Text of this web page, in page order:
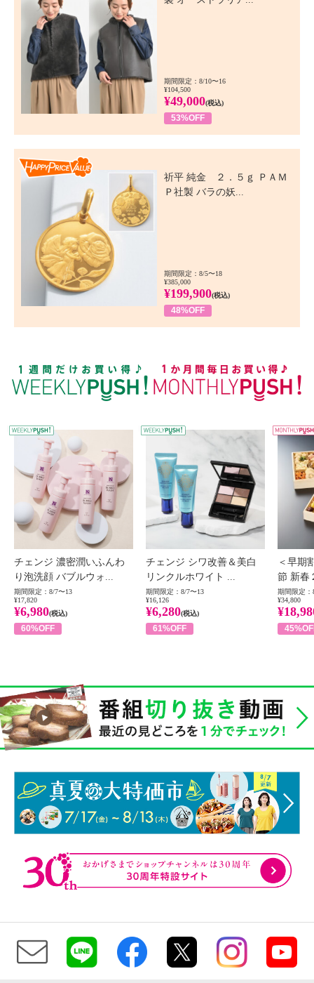
期間限定：8/10〜16
¥104,500
¥49,000(税込)
53%OFF
祈平 純金 ２．５ｇ ＰＡＭ
Ｐ社製 バラの妖...
期間限定：8/5〜18
¥385,000
¥199,900(税込)
48%OFF
WEEKLY PUSH
チェンジ 濃密潤いふんわ
り泡洗顔 バブルウォ...
期間限定：8/7〜13
¥17,820
¥6,980(税込)
60%OFF
チェンジ シワ改善＆美白
リンクルホワイト ...
期間限定：8/7〜13
¥16,126
¥6,280(税込)
61%OFF
＜早期
節 新春
期間限定：
¥34,800